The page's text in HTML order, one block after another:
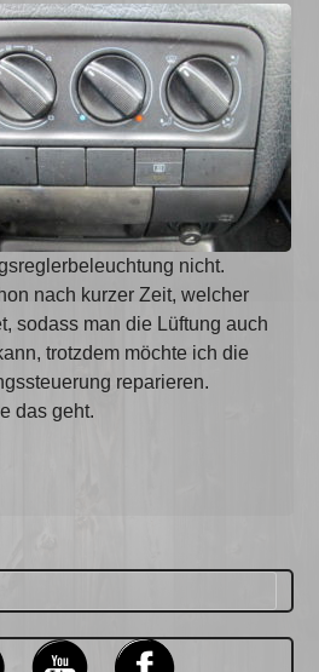
nicht.
nach kurzer Zeit, welcher
sodass man die Lüftung auch
trotzdem möchte ich die
reparieren.
das geht.